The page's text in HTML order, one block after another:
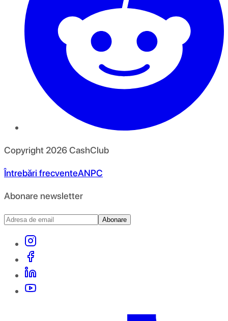
Copyright 2026CashClub
Întrebări frecventeANPC
Abonare newsletter
Abonare